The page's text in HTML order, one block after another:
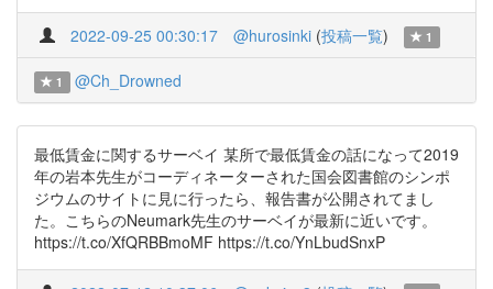
2022-09-25 00:30:17 @hurosinki (投稿一覧) 1
1 @Ch_Drowned
最低賃金に関するサーベイ 某所で最低賃金の話になって2019
年の岩本先生がコーディネーターされた国会図書館のシンポ
ジウムのサイトに見に行ったら、報告書が公開されてまし
た。こちらのNeumark先生のサーベイが最新に近いです。
https://t.co/XfQRBBmoMF https://t.co/YnLbudSnxP